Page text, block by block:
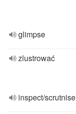
glimpse
zlustrować
inspect/scrutnise